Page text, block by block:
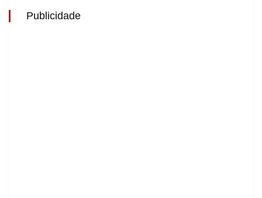
Publicidade